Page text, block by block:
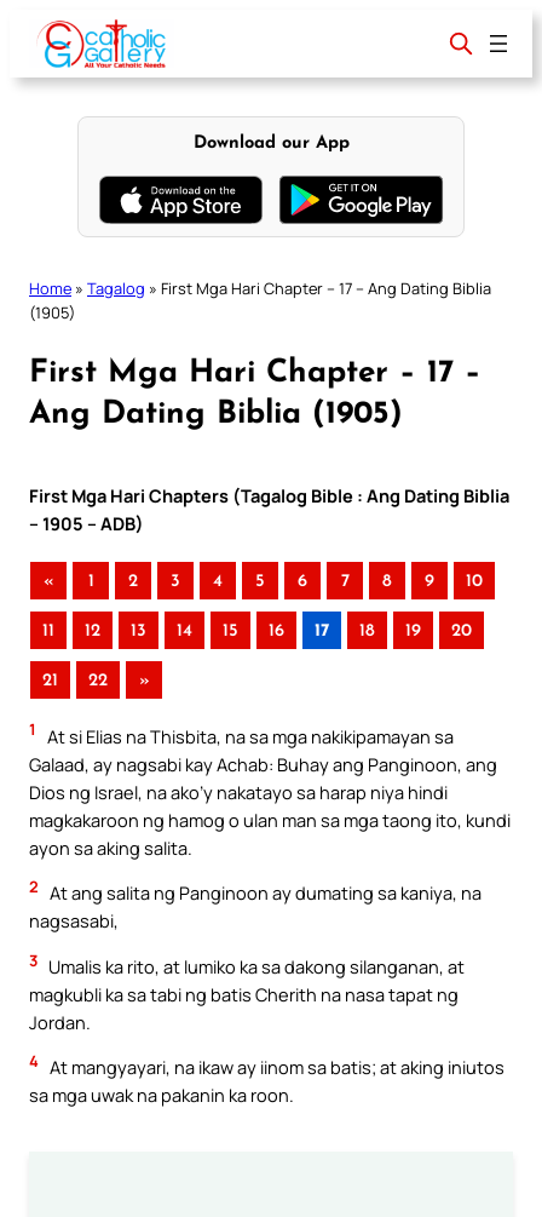
content
Download our App
Home » Tagalog » First Mga Hari Chapter – 17 – Ang Dating Biblia
(1905)
First Mga Hari Chapter – 17 –
Ang Dating Biblia (1905)
First Mga Hari Chapters (Tagalog Bible : Ang Dating Biblia
– 1905 – ADB)
« 1 2 3 4 5 6 7 8 9 10
11 12 13 14 15 16 17 18 19 20
21 22 »
1
At si Elias na Thisbita, na sa mga nakikipamayan sa
Galaad, ay nagsabi kay Achab: Buhay ang Panginoon, ang
Dios ng Israel, na ako’y nakatayo sa harap niya hindi
magkakaroon ng hamog o ulan man sa mga taong ito, kundi
ayon sa aking salita.
2 At ang salita ng Panginoon ay dumating sa kaniya, na
nagsasabi,
3 Umalis ka rito, at lumiko ka sa dakong silanganan, at
magkubli ka sa tabi ng batis Cherith na nasa tapat ng
Jordan.
4 At mangyayari, na ikaw ay iinom sa batis; at aking iniutos
sa mga uwak na pakanin ka roon.